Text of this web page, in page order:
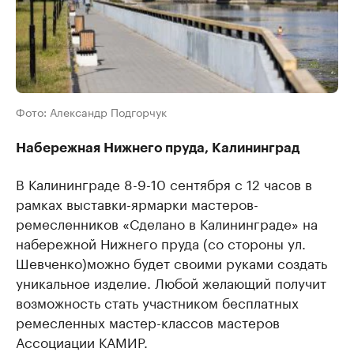
Фото: Александр Подгорчук
Набережная Нижнего пруда, Калининград
В Калининграде 8-9-10 сентября с 12 часов в
рамках выставки-ярмарки мастеров-
ремесленников «Сделано в Калининграде» на
набережной Нижнего пруда (со стороны ул.
Шевченко)можно будет своими руками создать
уникальное изделие. Любой желающий получит
возможность стать участником бесплатных
ремесленных мастер-классов мастеров
Ассоциации КАМИР.